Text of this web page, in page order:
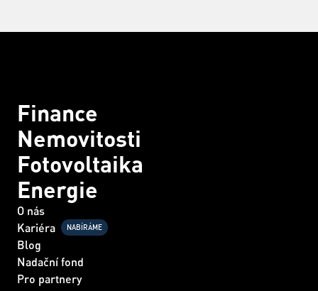
Finance
Nemovitosti
Fotovoltaika
Energie
O nás
Kariéra
NABÍRÁME
Blog
Nadační fond
Pro partnery